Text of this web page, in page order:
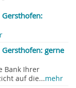
Gersthofen:
gerne
Bank Ihrer
auf die...mehr